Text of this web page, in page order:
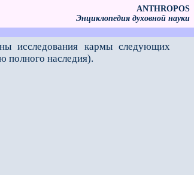
ANTHROPOS
Энциклопедия духовной науки
исследования кармы следующих
полного наследия).